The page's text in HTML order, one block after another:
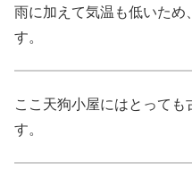
雨に加えて気温も低いため
す。
ここ天狗小屋にはとっても
す。